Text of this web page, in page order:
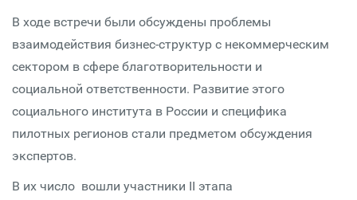
В ходе встречи были обсуждены проблемы
взаимодействия бизнес-структур с некоммерческим
сектором в сфере благотворительности и
социальной ответственности. Развитие этого
социального института в России и специфика
пилотных регионов стали предметом обсуждения
экспертов.
В их число вошли участники II этапа